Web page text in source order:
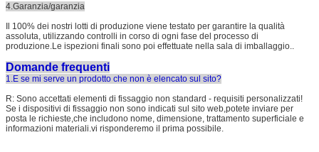
4.Garanzia/garanzia
Il 100% dei nostri lotti di produzione viene testato per garantire la qualità
assoluta, utilizzando controlli in corso di ogni fase del processo di
produzione.Le ispezioni finali sono poi effettuate nella sala di imballaggio..
Domande frequenti
1.E se mi serve un prodotto che non è elencato sul sito?
R: Sono accettati elementi di fissaggio non standard - requisiti personalizzati!
Se i dispositivi di fissaggio non sono indicati sul sito web,potete inviare per
posta le richieste,che includono nome, dimensione, trattamento superficiale e
informazioni materiali.vi risponderemo il prima possibile.